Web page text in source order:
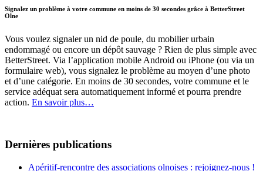
Signalez un problème à votre commune en moins de 30 secondes grâce à BetterStreet
Olne
Vous voulez signaler un nid de poule, du mobilier urbain
endommagé ou encore un dépôt sauvage ? Rien de plus simple avec
BetterStreet. Via l’application mobile Android ou iPhone (ou via un
formulaire web), vous signalez le problème au moyen d’une photo
et d’une catégorie. En moins de 30 secondes, votre commune et le
service adéquat sera automatiquement informé et pourra prendre
action. En savoir plus…
Dernières publications
Apéritif-rencontre des associations olnoises : rejoignez-nous !